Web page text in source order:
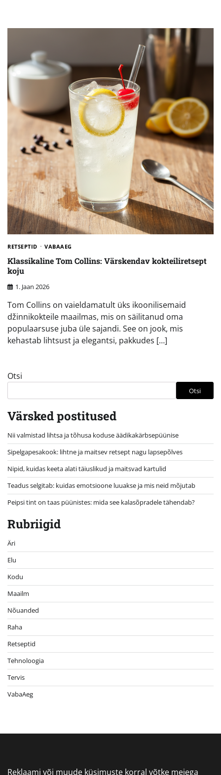
RETSEPTID VABAAEG
Klassikaline Tom Collins: Värskendav kokteiliretsept
koju
1. Jaan 2026
Tom Collins on vaieldamatult üks ikoonilisemaid
džinnikokteile maailmas, mis on säilitanud oma
populaarsuse juba üle sajandi. See on jook, mis
kehastab lihtsust ja elegantsi, pakkudes […]
Otsi
Otsi
Värsked postitused
Nii valmistad lihtsa ja tõhusa koduse äädikakärbsepüünise
Sipelgapesakook: lihtne ja maitsev retsept nagu lapsepõlves
Nipid, kuidas keeta alati täiuslikud ja maitsvad kartulid
Teadus selgitab: kuidas emotsioone luuakse ja mis neid mõjutab
Peipsi tint on taas püünistes: mida see kalasõpradele tähendab?
Rubriigid
Äri
Elu
Kodu
Maailm
Nõuanded
Raha
Retseptid
Tehnoloogia
Tervis
VabaAeg
Reklaami või muude küsimuste korral võtke meiega